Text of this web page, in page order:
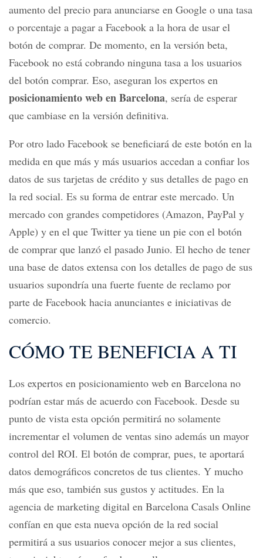
aumento del precio para anunciarse en Google o una tasa
o porcentaje a pagar a Facebook a la hora de usar el
botón de comprar. De momento, en la versión beta,
Facebook no está cobrando ninguna tasa a los usuarios
del botón comprar. Eso, aseguran los expertos en
posicionamiento web en Barcelona, sería de esperar
que cambiase en la versión definitiva.
Por otro lado Facebook se beneficiará de este botón en la
medida en que más y más usuarios accedan a confiar los
datos de sus tarjetas de crédito y sus detalles de pago en
la red social. Es su forma de entrar este mercado. Un
mercado con grandes competidores (Amazon, PayPal y
Apple) y en el que Twitter ya tiene un pie con el botón
de comprar que lanzó el pasado Junio. El hecho de tener
una base de datos extensa con los detalles de pago de sus
usuarios supondría una fuerte fuente de reclamo por
parte de Facebook hacia anunciantes e iniciativas de
comercio.
CÓMO TE BENEFICIA A TI
Los expertos en posicionamiento web en Barcelona no
podrían estar más de acuerdo con Facebook. Desde su
punto de vista esta opción permitirá no solamente
incrementar el volumen de ventas sino además un mayor
control del ROI. El botón de comprar, pues, te aportará
datos demográficos concretos de tus clientes. Y mucho
más que eso, también sus gustos y actitudes. En la
agencia de marketing digital en Barcelona Casals Online
confían en que esta nueva opción de la red social
permitirá a sus usuarios conocer mejor a sus clientes,